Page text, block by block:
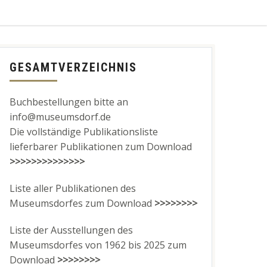
GESAMTVERZEICHNIS
Buchbestellungen bitte an
info@museumsdorf.de
Die vollständige Publikationsliste
lieferbarer Publikationen zum Download
>>>>>>>>>>>>>>
Liste aller Publikationen des
Museumsdorfes zum Download >>>>>>>>
Liste der Ausstellungen des
Museumsdorfes von 1962 bis 2025 zum
Download >>>>>>>>